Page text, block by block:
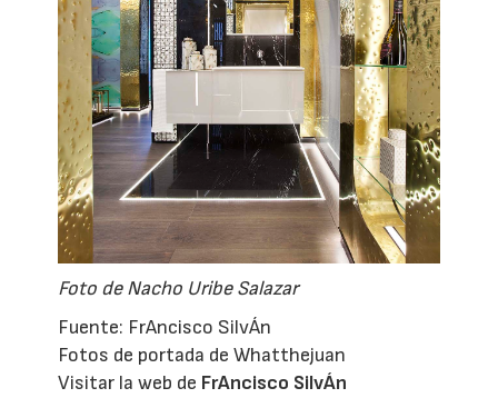
Foto de Nacho Uribe Salazar
Fuente: FrAncisco SilvÁn
Fotos de portada de Whatthejuan
Visitar la web de FrAncisco SilvÁn